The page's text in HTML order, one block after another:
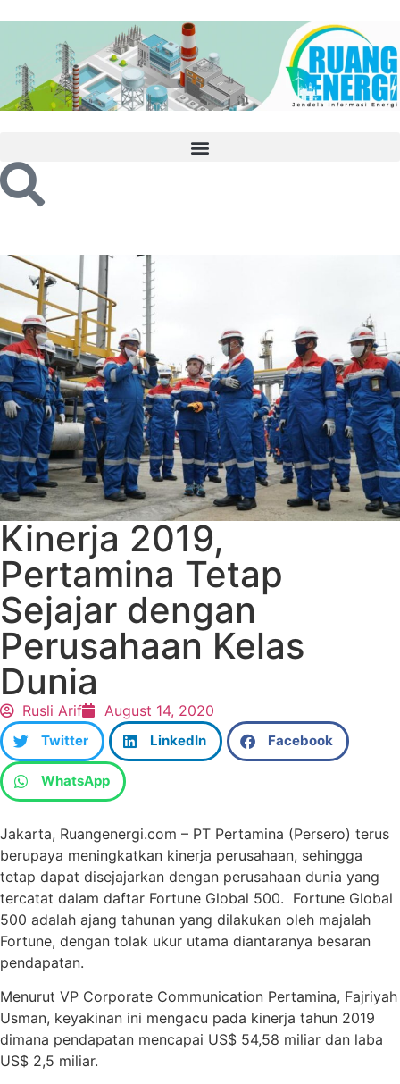
Kinerja 2019,
Pertamina Tetap
Sejajar dengan
Perusahaan Kelas
Dunia
Rusli Arif August 14, 2020
Twitter LinkedIn Facebook
WhatsApp
Jakarta, Ruangenergi.com – PT Pertamina (Persero) terus
berupaya meningkatkan kinerja perusahaan, sehingga
tetap dapat disejajarkan dengan perusahaan dunia yang
tercatat dalam daftar Fortune Global 500. Fortune Global
500 adalah ajang tahunan yang dilakukan oleh majalah
Fortune, dengan tolak ukur utama diantaranya besaran
pendapatan.
Menurut VP Corporate Communication Pertamina, Fajriyah
Usman, keyakinan ini mengacu pada kinerja tahun 2019
dimana pendapatan mencapai US$ 54,58 miliar dan laba
US$ 2,5 miliar.